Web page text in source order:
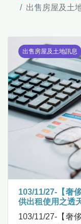
出售房屋及土
出售房屋及土地訊息
103/11/27-【奢
供出租使用之透
103/11/27-【奢